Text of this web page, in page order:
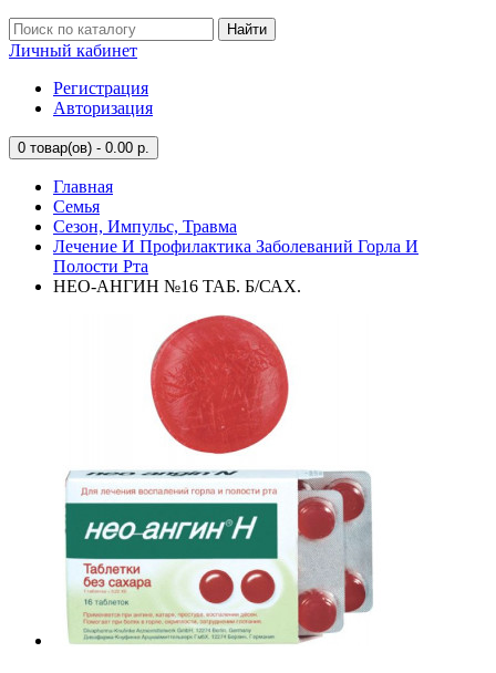
Найти
Личный кабинет
Регистрация
Авторизация
0 товар(ов) - 0.00 р.
Главная
Семья
Сезон, Импульс, Травма
Лечение И Профилактика Заболеваний Горла И
Полости Рта
НЕО-АНГИН №16 ТАБ. Б/САХ.